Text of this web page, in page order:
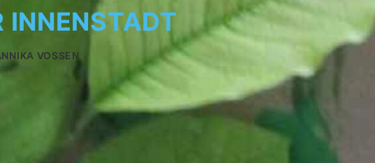
INNENSTADT
VOSSEN